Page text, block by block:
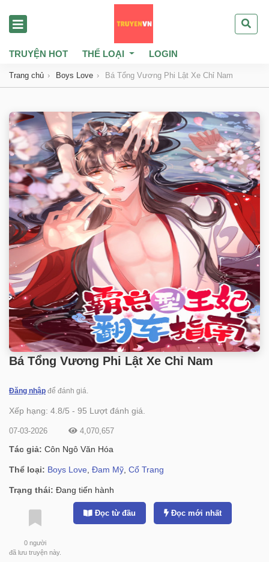
TRUYỆN HOT THỂ LOẠI LOGIN
Trang chủ Boys Love Bá Tổng Vương Phi Lật Xe Chỉ Nam
Bá Tổng Vương Phi Lật Xe Chỉ Nam
Đăng nhập để đánh giá.
Xếp hạng: 4.8/5 - 95 Lượt đánh giá.
07-03-2026 4,070,657
Tác giả: Côn Ngô Văn Hóa
Thể loại: Boys Love Đam Mỹ Cổ Trang
Trạng thái: Đang tiến hành
0 người
đã lưu truyện này.
Đọc từ đầu Đọc mới nhất